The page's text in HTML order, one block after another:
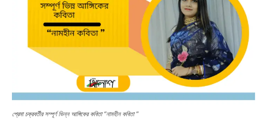
প্রেমা চক্রবর্তীর সম্পূর্ণ ভিন্ন আঙ্গিকের কবিতা “নামহীন কবিতা ”